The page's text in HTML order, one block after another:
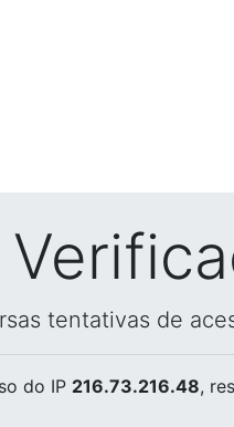
tentativas de
do IP 216.73.216.48,